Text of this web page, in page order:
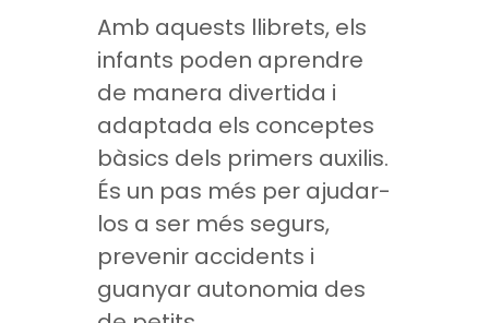
Amb aquests llibrets, els
infants poden aprendre
de manera divertida i
adaptada els conceptes
bàsics dels primers auxilis.
És un pas més per ajudar-
los a ser més segurs,
prevenir accidents i
guanyar autonomia des